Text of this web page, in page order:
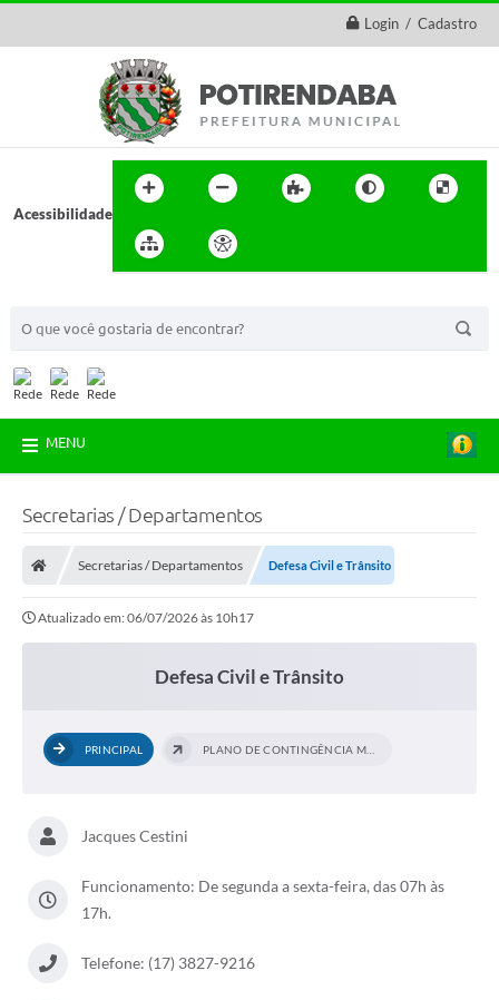
Login / Cadastro
Acessibilidade
MENU
Secretarias / Departamentos
Secretarias / Departamentos Defesa Civil e Trânsito
Atualizado em: 06/07/2026 às 10h17
Defesa Civil e Trânsito
PRINCIPAL PLANO DE CONTINGÊNCIA MUNICIPAL
Jacques Cestini
Funcionamento: De segunda a sexta-feira, das 07h às
17h.
Telefone: (17) 3827-9216